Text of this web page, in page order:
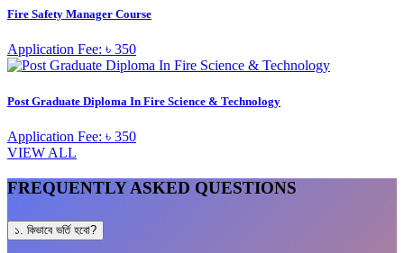
Fire Safety Manager Course
Application Fee: ৳ 350
Post Graduate Diploma In Fire Science & Technology
Application Fee: ৳ 350
VIEW ALL
FREQUENTLY ASKED QUESTIONS
১. কিভাবে ভর্তি হবো?